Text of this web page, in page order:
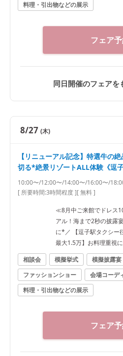
料理・引出物などの展示
フェア
同日開催のフェアを
8/27 (木)
【リニューアル記念】特選牛の
切る*絶景リゾートALL体験《逗
10:00〜/12:00〜/14:00〜/16:00〜/
[ 所要時間:3時間程度][ 無料 ]
≪8月中ご来館でドレス
アル！海まで2秒の披露
に*／ 【逗子駅タクシー
最大1.5万】お料理重視
上げた最高のおもてなし
線で堪能しよう《ゲスト
特典も有》
相談会 模擬挙式 模擬披露宴
ファッションショー
会場コーデ
料理・引出物などの展示
フェア